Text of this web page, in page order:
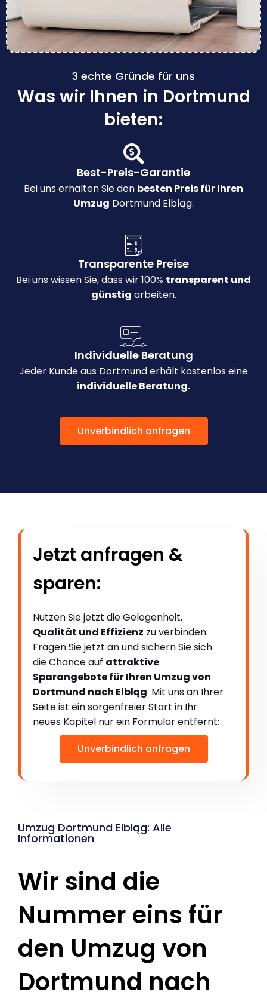
3 echte Gründe für uns
Was wir Ihnen in Dortmund
bieten:
Best-Preis-Garantie
Bei uns erhalten Sie den besten Preis für Ihren
Umzug Dortmund Elbląg.
Transparente Preise
Bei uns wissen Sie, dass wir 100% transparent und
günstig arbeiten.
Individuelle Beratung
Jeder Kunde aus Dortmund erhält kostenlos eine
individuelle Beratung.
Unverbindlich anfragen
Jetzt anfragen &
sparen:
Nutzen Sie jetzt die Gelegenheit,
Qualität und Effizienz zu verbinden:
Fragen Sie jetzt an und sichern Sie sich
die Chance auf attraktive
Sparangebote für Ihren Umzug von
Dortmund nach Elbląg. Mit uns an Ihrer
Seite ist ein sorgenfreier Start in Ihr
neues Kapitel nur ein Formular entfernt:
Unverbindlich anfragen
Umzug Dortmund Elbląg: Alle
Informationen
Wir sind die
Nummer eins für
den Umzug von
Dortmund nach